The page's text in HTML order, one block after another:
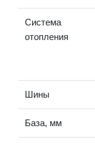
Система
отопления
Шины
База, мм